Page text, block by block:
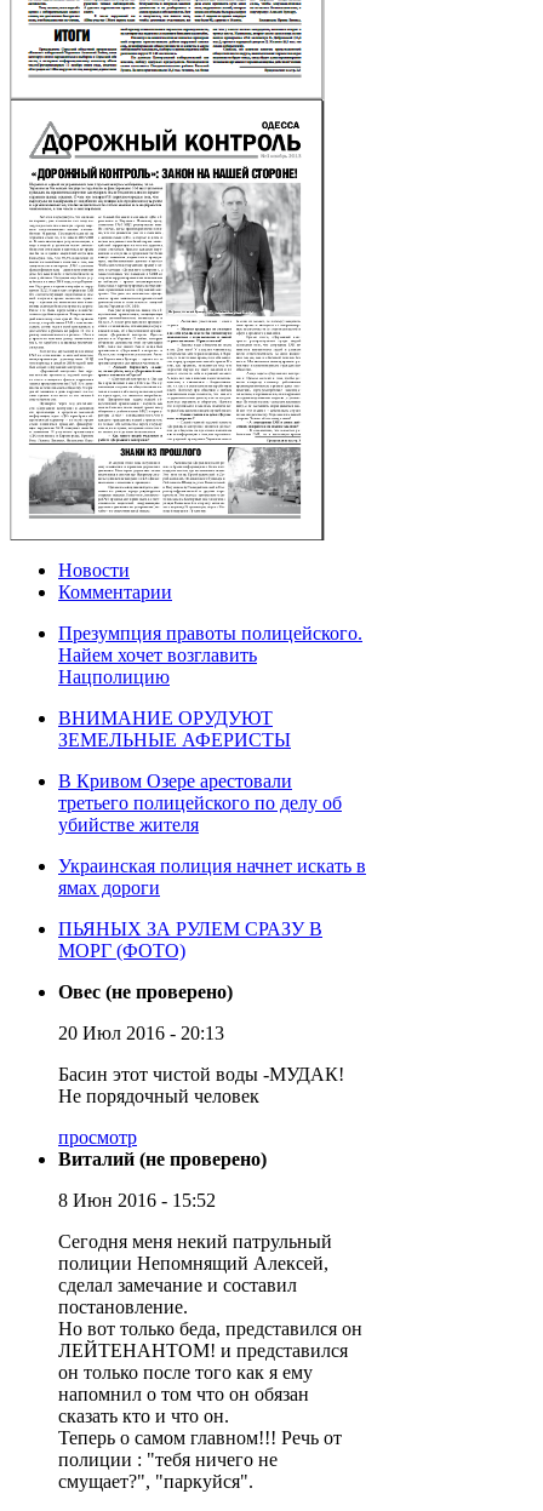
Новости
Комментарии
Презумпция правоты полицейского.
Найем хочет возглавить
Нацполицию
ВНИМАНИЕ ОРУДУЮТ
ЗЕМЕЛЬНЫЕ АФЕРИСТЫ
В Кривом Озере арестовали
третьего полицейского по делу об
убийстве жителя
Украинская полиция начнет искать в
ямах дороги
ПЬЯНЫХ ЗА РУЛЕМ СРАЗУ В
МОРГ (ФОТО)
Овес (не проверено)
20 Июл 2016 - 20:13
Басин этот чистой воды -МУДАК!
Не порядочный человек
просмотр
Виталий (не проверено)
8 Июн 2016 - 15:52
Сегодня меня некий патрульный
полиции Непомнящий Алексей,
сделал замечание и составил
постановление.
Но вот только беда, представился он
ЛЕЙТЕНАНТОМ! и представился
он только после того как я ему
напомнил о том что он обязан
сказать кто и что он.
Теперь о самом главном!!! Речь от
полиции : "тебя ничего не
смущает?", "паркуйся".